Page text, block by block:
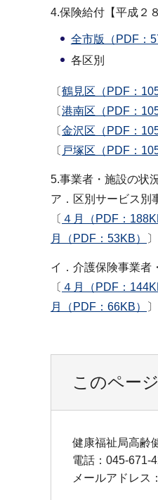
4.保険給付【平成２
全市版（PDF：
各区別
〔鶴見区（PDF：
〔港南区（PDF：
〔金沢区（PDF：
〔 戸塚区（PDF：
5.事業者・施設の状
ア．区別サービス別
〔 ４月（PDF：
月（PDF：53KB）
イ．介護保険事業者
〔 ４月（PDF：
月（PDF：66KB）
このペー
健康福祉局高齢
電話：045-671-
メールアドレス：